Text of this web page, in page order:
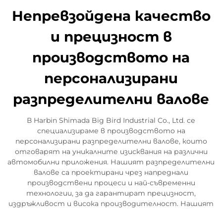
Непревзойдена качество
и прецизност в
производството на
персонализирани
разпределителни валове
В Harbin Shimada Big Bird Industrial Co., Ltd. се
специализираме в производството на
персонализирани разпределителни валове, които
отговарят на уникалните изисквания на различни
автомобилни приложения. Нашият разпределителни
валове са проектирани чрез напреднали
производствени процеси и най-съвременни
технологии, за да гарантират прецизност,
издръжливост и висока производителност. Нашият